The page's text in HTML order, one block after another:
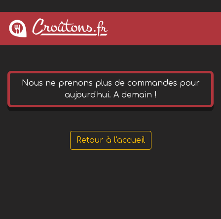
Nous ne prenons plus de commandes pour
aujourd'hui. A demain !
Retour à l'accueil